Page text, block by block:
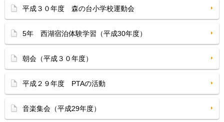
平成３０年度 森の台小学校運動会
5年 西湖宿泊体験学習（平成30年度）
朝会（平成３０年度）
平成２９年度 PTAの活動
音楽集会（平成29年度）